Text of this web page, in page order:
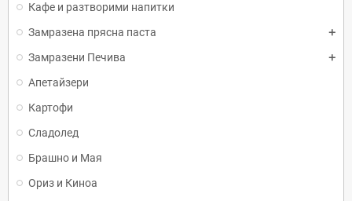
Кафе и разтворими напитки
Замразена прясна паста
Замразени Печива
Апетайзери
Картофи
Сладолед
Брашно и Мая
Ориз и Киноа